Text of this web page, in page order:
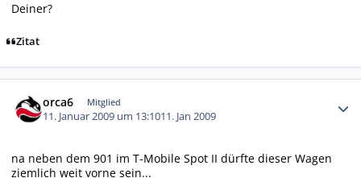
Deiner?
Zitat
orca6 Mitglied
11. Januar 2009 um 13:1011. Jan 2009
na neben dem 901 im T-Mobile Spot II dürfte dieser Wagen
ziemlich weit vorne sein...